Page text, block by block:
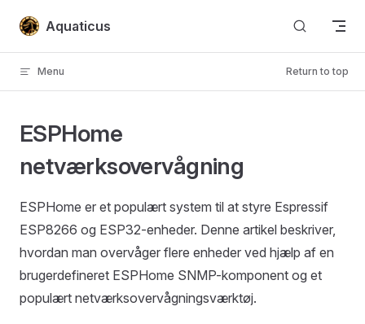
Skip to content
Aquaticus
Menu Return to top
ESPHome
netværksovervågning
ESPHome er et populært system til at styre Espressif
ESP8266 og ESP32-enheder. Denne artikel beskriver,
hvordan man overvåger flere enheder ved hjælp af en
brugerdefineret ESPHome SNMP-komponent og et
populært netværksovervågningsværktøj.